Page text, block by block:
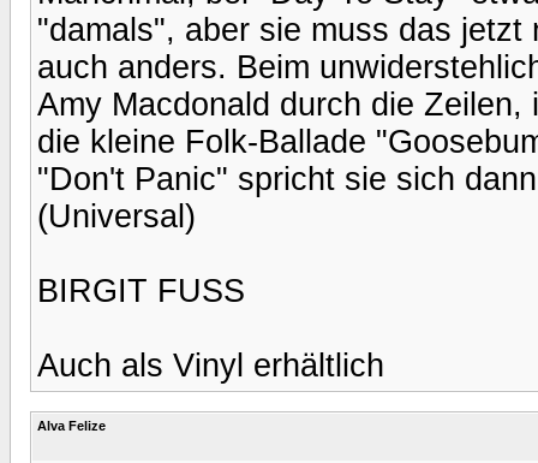
"damals", aber sie muss das
auch anders. Beim
Amy Macdonald durch die
die kleine Folk-Ballade
"Don't Panic" spricht sie sich
(Universal)
BIRGIT FUSS
Auch als Vinyl erhältlich
Alva Felize